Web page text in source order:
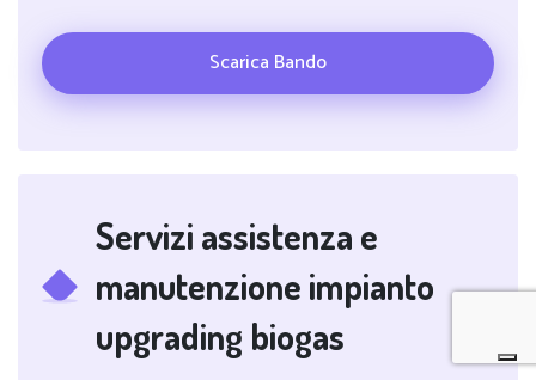
Scarica Bando
Servizi assistenza e
manutenzione impianto
upgrading biogas